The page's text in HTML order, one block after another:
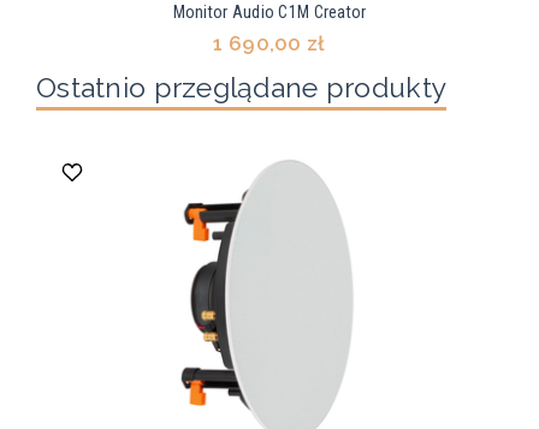
Monitor Audio C1M Creator
1 690,00 zł
Ostatnio przeglądane produkty